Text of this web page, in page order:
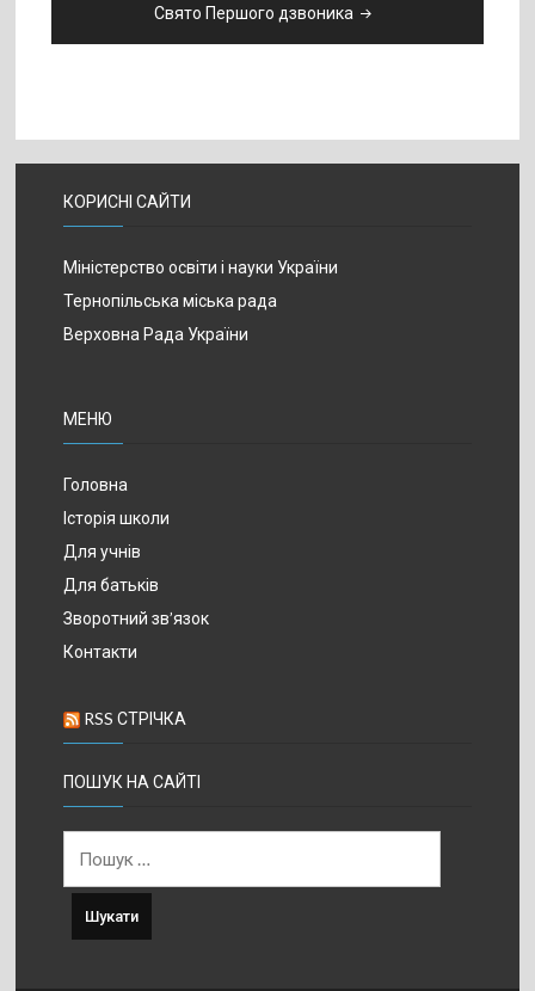
Свято Першого дзвоника
КОРИСНІ САЙТИ
Міністерство освіти і науки України
Тернопільська міська рада
Верховна Рада України
МЕНЮ
Головна
Історія школи
Для учнів
Для батьків
Зворотний зв’язок
Контакти
RSS СТРІЧКА
ПОШУК НА САЙТІ